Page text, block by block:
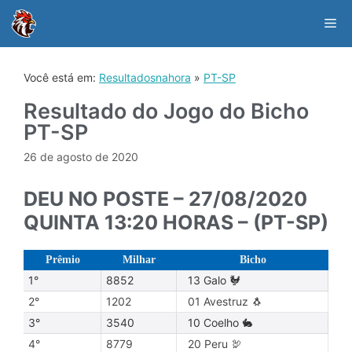
content
Você está em: Resultadosnahora » PT-SP
Resultado do Jogo do Bicho
PT-SP
26 de agosto de 2020
DEU NO POSTE – 27/08/2020
QUINTA 13:20 HORAS – (PT-SP)
Prêmio Milhar Bicho
1° 8852
13 Galo 🐓
2°
1202
01 Avestruz 🐧
3°
3540
10 Coelho 🐇
4°
8779
20 Peru 🦃